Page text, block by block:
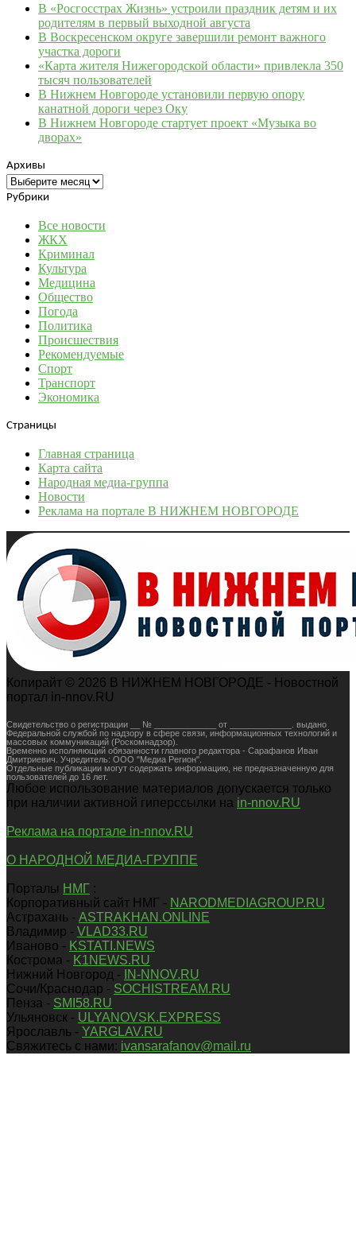
В «Росгосстрах Жизнь» устроили праздник детям и их
родителям в первый выходной августа
В Воскресенском округе завершили ремонт важного
участка дороги
«Карта жителя Нижегородской области» привлекла 350
тысяч пользователей
В Нижнем Новгороде установили первую опору
канатной дороги через Оку
В Нижнем Новгороде стартует проект «Музыка во
дворах»
Архивы
Архивы
Рубрики
Все новости
ЖКХ
Криминал
Культура
Медицина
Общество
Погода
Политика
Происшествия
Рекомендуемые
Спорт
Транспорт
Экономика
Страницы
Главная страница
Карта сайта
Народная медиа-группа
Новости
Реклама на портале В НИЖНЕМ НОВГОРОДЕ
Копирайт © 2026 В НИЖНЕМ НОВГОРОДЕ - Новостной
портал in-nnov.RU
Свидетельство о регистрации __ № _____________ от _____________. выдано
Федеральной службой по надзору в сфере связи, информационных технологий и
массовых коммуникаций (Роскомнадзор).
Временно исполняющий обязанности главного редактора - Сарафанов Иван
Дмитриевич. Учредитель: ООО "Медиа Регион".
Отдельные публикации могут содержать информацию, не предназначенную для
пользователей до 16 лет.
Любое использование материалов допускается только
при наличии активной гиперссылки на in-nnov.RU
Реклама на портале in-nnov.RU
О НАРОДНОЙ МЕДИА-ГРУППЕ
Порталы НМГ :
Корпоративный сайт НМГ - NARODMEDIAGROUP.RU
Астрахань - ASTRAKHAN.ONLINE
Владимир - VLAD33.RU
Иваново - KSTATI.NEWS
Кострома - K1NEWS.RU
Нижний Новгород -
IN-NNOV.RU
Сочи/Краснодар - SOCHISTREAM.RU
Пенза - SMI58.RU
Ульяновск - ULYANOVSK.EXPRESS
Ярославль - YARGLAV.RU
Свяжитесь с нами: ivansarafanov@mail.ru